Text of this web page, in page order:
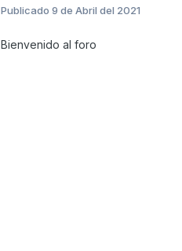
Publicado 9 de Abril del 2021
Bienvenido al foro